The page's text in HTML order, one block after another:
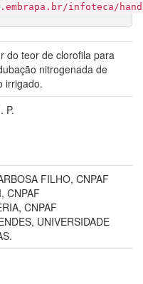
infoteca/
do teor de clorofila para
nitrogenada de
irrigado.
P.
FILHO, CNPAF
CNPAF
CNPAF
UNIVERSIDADE